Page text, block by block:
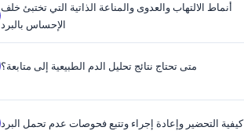
أنماط الالتهاب والعدوى والمناعة الذاتية التي تختبئ خلف
الإحساس بالبرد
متى تحتاج نتائج تحليل الدم الطبيعية إلى متابعة؟
كيفية التحضير وإعادة إجراء وتتبع فحوصات عدم تحمل البرد